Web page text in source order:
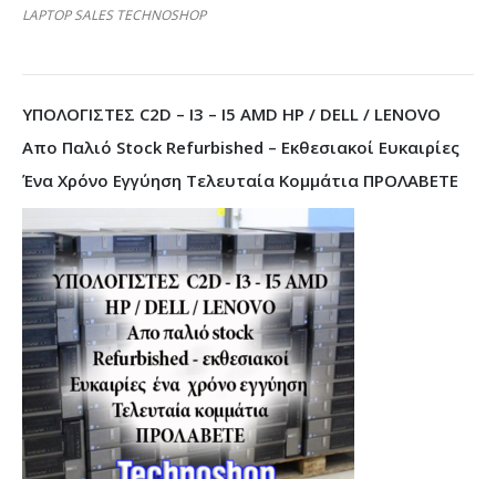
LAPTOP SALES TECHNOSHOP
ΥΠΟΛΟΓΙΣΤΕΣ C2D – I3 – I5 AMD HP / DELL / LENOVO
Απο Παλιό Stock Refurbished – Εκθεσιακοί Ευκαιρίες
Ένα Χρόνο Εγγύηση Τελευταία Κομμάτια ΠΡΟΛΑΒΕΤΕ